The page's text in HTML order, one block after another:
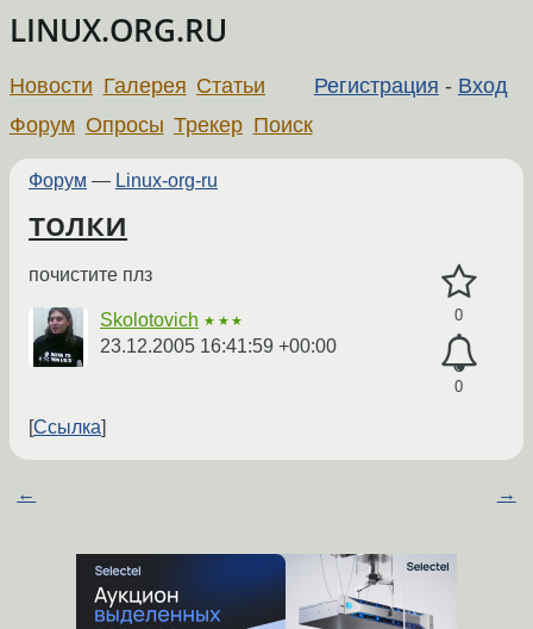
LINUX.ORG.RU
Регистрация - Вход
Новости Галерея Статьи
Форум Опросы Трекер Поиск
Форум — Linux-org-ru
толки
0
0
почистите плз
Skolotovich ★★★
23.12.2005 16:41:59 +00:00
Ссылка
← →